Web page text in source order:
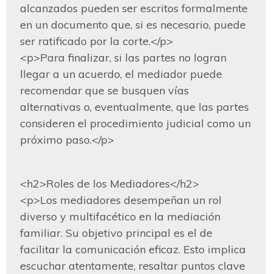
alcanzados pueden ser escritos formalmente
en un documento que, si es necesario, puede
ser ratificado por la corte.</p>
<p>Para finalizar, si las partes no logran
llegar a un acuerdo, el mediador puede
recomendar que se busquen vías
alternativas o, eventualmente, que las partes
consideren el procedimiento judicial como un
próximo paso.</p>
<h2>Roles de los Mediadores</h2>
<p>Los mediadores desempeñan un rol
diverso y multifacético en la mediación
familiar. Su objetivo principal es el de
facilitar la comunicación eficaz. Esto implica
escuchar atentamente, resaltar puntos clave